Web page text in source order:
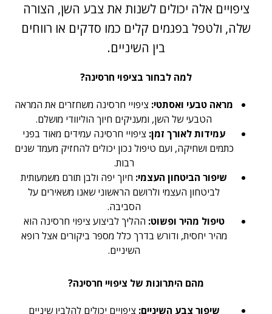
ציפויים אלה יכולים לשנות את צבע השן, הצורה
שלה, ולטפל בפגמים קלים כמו סדקים או רווחים
בין השיניים.
למה לבחור בציפוי חרסינה?
מראה טבעי ואסתטי: ציפויי חרסינה משחזרים את המראה
הטבעי של השן, ומעניקים חיוך הוליוודי מושלם.
עמידות לאורך זמן: ציפויי חרסינה עמידים מאוד בפני
כתמים ושחיקה, ועם טיפול נכון יכולים להחזיק מעמד שנים
רבות.
שיפור הביטחון העצמי: חיוך יפה ולבן תורם משמעותית
לביטחון העצמי ולרושם הראשוני שאנו משאירים על
הסביבה.
טיפול מהיר ופשוט: ההליך לביצוע ציפוי חרסינה הוא
מהיר יחסית, ודורש בדרך כלל מספר ביקורים אצל רופא
השיניים.
מהם היתרונות של ציפויי חרסינה?
שיפור צבע השיניים: ציפויים יכולים להלבין שיניים